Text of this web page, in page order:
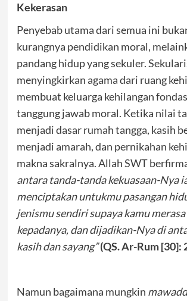
Kekerasan
Penyebab utama dari semua ini
kurangnya pendidikan moral,
pandang hidup yang sekuler.
menyingkirkan agama dari ruang
membuat keluarga kehilangan
tanggung jawab moral. Ketika nilai
menjadi dasar rumah tangga, kasih
menjadi amarah, dan pernikahan
makna sakralnya. Allah SWT
antara tanda-tanda kekuasaan-Nya
menciptakan untukmu pasangan
jenismu sendiri supaya kamu
kepadanya, dan dijadikan-Nya di
kasih dan sayang” (QS. Ar-Rum [30]:
Namun bagaimana mungkin